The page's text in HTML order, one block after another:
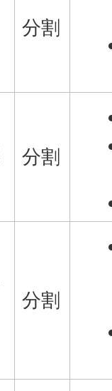
分割
分割
分割